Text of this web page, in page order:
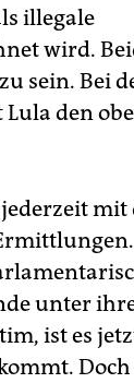
illegale
wird.
sein. Bei
den
mit
unter
ist es